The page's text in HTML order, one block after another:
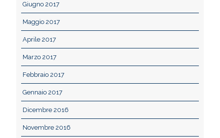
Giugno 2017
Maggio 2017
Aprile 2017
Marzo 2017
Febbraio 2017
Gennaio 2017
Dicembre 2016
Novembre 2016